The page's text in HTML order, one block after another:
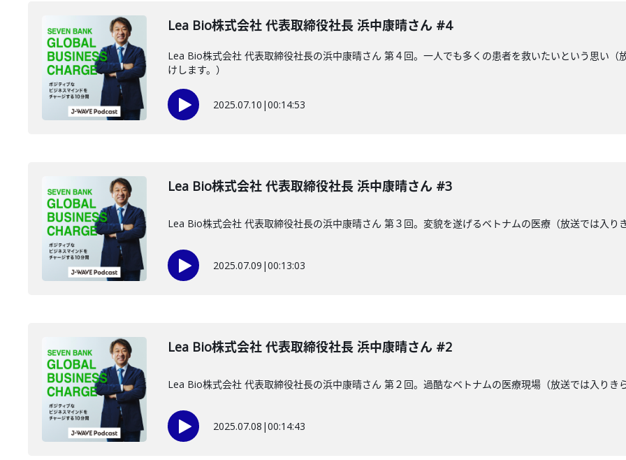
Lea Bio株式会社 代表取締役社長 浜中康晴さん #4
Lea Bio株式会社 代表取締役社長の浜中康晴さん 第４回。一人でも多くの患者を救いたいという思い
けします。）
2025.07.10 |00:14:53
Lea Bio株式会社 代表取締役社長 浜中康晴さん #3
Lea Bio株式会社 代表取締役社長の浜中康晴さん 第３回。変貌を遂げるベトナムの医療（放送では入り
2025.07.09 |00:13:03
Lea Bio株式会社 代表取締役社長 浜中康晴さん #2
Lea Bio株式会社 代表取締役社長の浜中康晴さん 第２回。過酷なベトナムの医療現場（放送では入りき
2025.07.08 |00:14:43